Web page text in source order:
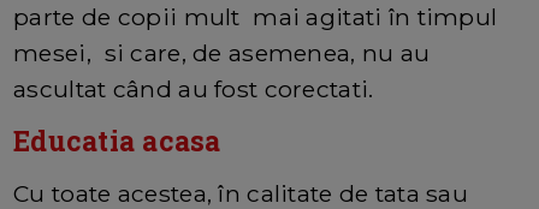
parte de copii mult mai agitati în timpul
mesei, si care, de asemenea, nu au
ascultat când au fost corectati.
Educatia acasa
Cu toate acestea, în calitate de tata sau